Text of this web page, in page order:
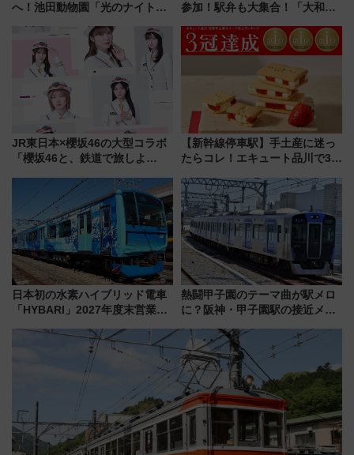
へ！池田動物園「光のナイトズ
参加！駅弁も大集合！「大和鉄
に開催決定
JR東日本×櫻坂46の大型コラボ
「櫻坂46と、鉄道で旅しよ
潟・長野・庄内へ
【新幹線停車駅】手土産に迷っ
たらコレ！エキュート品川で3年
産スイーツとは？
日本初の水素ハイブリッド電車
「HYBARI」2027年度末営業運
で水素利活用が加速
熱闘甲子園のテーマ曲が駅メロ
に？阪神・甲子園駅の接近メロ
谷実アレンジの特別仕様へ、8月
5日始発から